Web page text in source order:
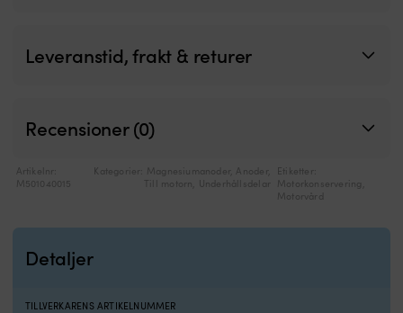
Leveranstid, frakt & returer
Recensioner (0)
Artikelnr:
M501040015
Kategorier: Magnesiumanoder Anoder
Till motorn
Underhållsdelar
Etiketter:
Motorkonservering
Motorvård
Detaljer
TILLVERKARENS ARTIKELNUMMER